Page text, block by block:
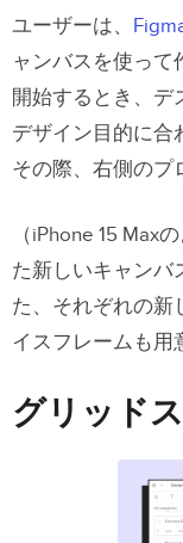
ユーザーは、
ャンバスを使って
開始するとき、デ
デザイン目的に合
その際、右側のプ
（iPhone 15 Max
た新しいキャンバ
た、それぞれの新
イスフレームも用
グリッド